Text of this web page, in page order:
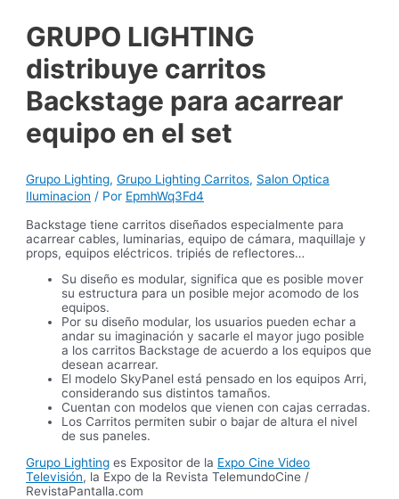
GRUPO LIGHTING
distribuye carritos
Backstage para acarrear
equipo en el set
Grupo Lighting,Grupo Lighting Carritos, Salon Optica
Iluminacion / Por EpmhWq3Fd4
Backstage tiene carritos diseñados especialmente para
acarrear cables, luminarias, equipo de cámara, maquillaje y
props, equipos eléctricos. tripiés de reflectores…
Su diseño es modular, significa que es posible mover
su estructura para un posible mejor acomodo de los
equipos.
Por su diseño modular, los usuarios pueden echar a
andar su imaginación y sacarle el mayor jugo posible
a los carritos Backstage de acuerdo a los equipos que
desean acarrear.
El modelo SkyPanel está pensado en los equipos Arri,
considerando sus distintos tamaños.
Cuentan con modelos que vienen con cajas cerradas.
Los Carritos permiten subir o bajar de altura el nivel
de sus paneles.
Grupo Lighting es Expositor de la Expo Cine Video
Televisión, la Expo de la Revista TelemundoCine /
RevistaPantalla.com